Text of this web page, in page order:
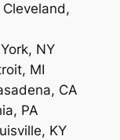
NY
MI
CA
PA
KY